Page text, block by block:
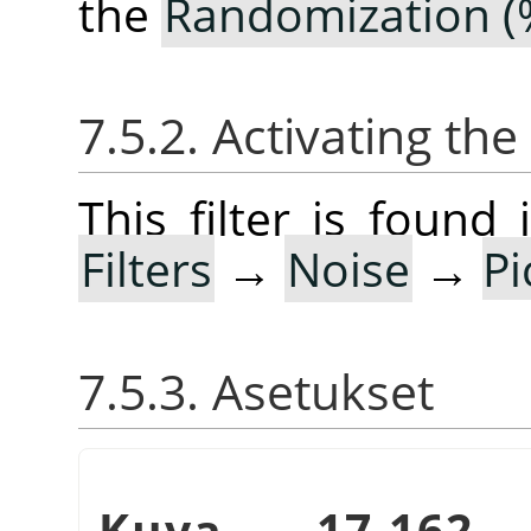
the Randomization
7.5.2. Activating
This filter is found
Filters → Noise →
7.5.3. Asetukset